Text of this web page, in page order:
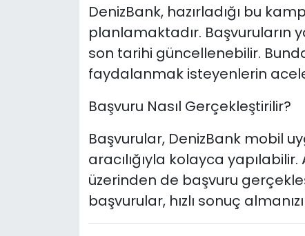
DenizBank, hazırladığı bu
planlamaktadır. Başvuruların
son tarihi güncellenebilir.
faydalanmak isteyenlerin
Başvuru Nasıl Gerçekleştirilir?
Başvurular, DenizBank mobil
aracılığıyla kolayca
üzerinden de başvuru
başvurular, hızlı sonuç